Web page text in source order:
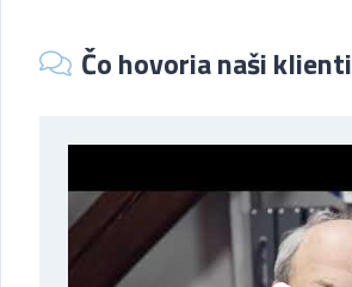
Čo hovoria naši klienti